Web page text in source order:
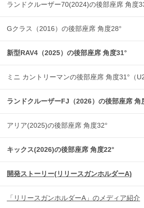
ランドクルーザー70(2024)の後部座席 角度
Gクラス（2016）の後部座席 角度28°
新型RAV4（2025）の後部座席 角度31°
ミニ カントリーマンの後部座席 角度31°（
ランドクルーザーFJ（2026）の後部座席 角
アリア(2025)の後部座席 角度32°
キックス(2026)の後部座席 角度22°
開発ストーリー(リリースガンホルダーA)
「リリースガンホルダーA」のメディア紹介